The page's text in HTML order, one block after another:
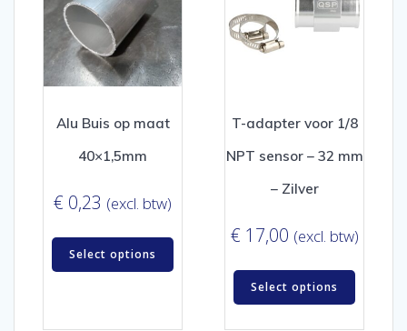
Alu Buis op maat
40×1,5mm
€ 0,23 (excl. btw)
Select options
T-adapter voor 1/8
NPT sensor – 32 mm
– Zilver
€ 17,00 (excl. btw)
Select options